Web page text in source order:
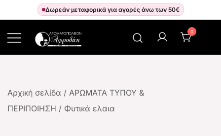
Δωρεάν μεταφορικά για αγορές άνω των 50€
0
Αρχική σελίδα / ΑΡΩΜΑΤΑ ΤΥΠΟΥ &
ΠΕΡΙΠΟΙΗΣΗ / Φυτικά ελαια